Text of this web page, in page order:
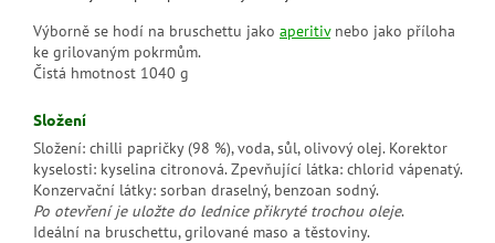
Výborně se hodí na bruschettu jako aperitivnebo jako příloha
ke grilovaným pokrmům.
Čistá hmotnost 1040 g
Složení
Složení: chilli papričky (98 %), voda, sůl, olivový olej. Korektor
kyselosti: kyselina citronová. Zpevňující látka: chlorid vápenatý.
Konzervační látky: sorban draselný, benzoan sodný.
Po otevření je uložte do lednice přikryté trochou oleje.
Ideální na bruschettu, grilované maso a těstoviny.